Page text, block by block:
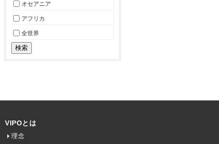
オセアニア
アフリカ
全世界
VIPOとは
理念